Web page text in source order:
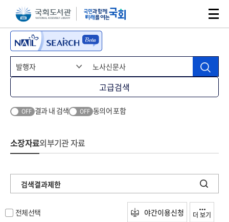
본문 바로가기주메뉴 바로가기
고급검색
OFF 결과 내 검색 OFF 동의어 포함
소장자료외부기관 자료
검색결과제한
전체선택 야간이용신청 더 보기